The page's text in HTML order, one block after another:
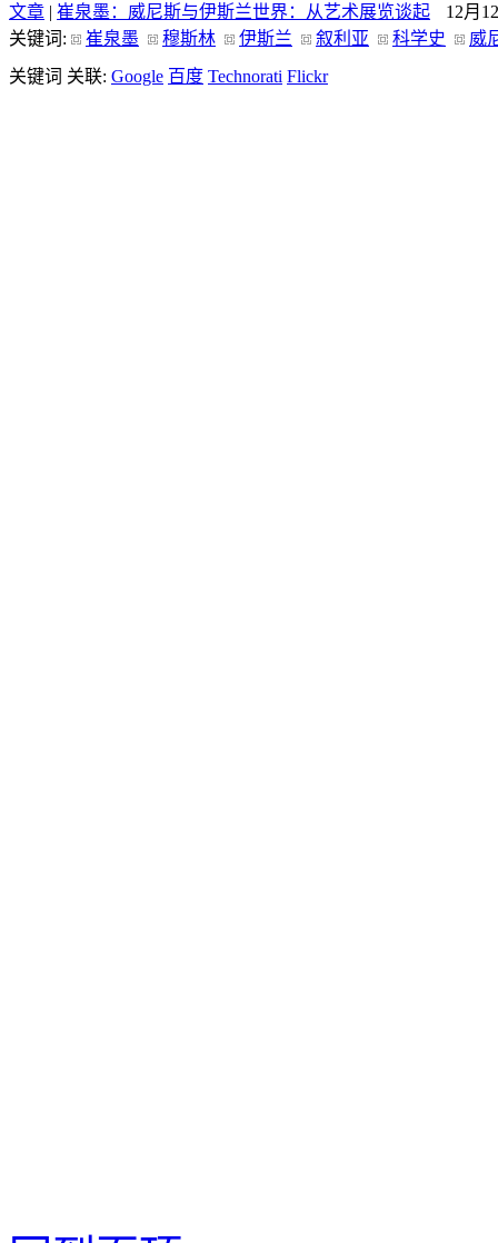
文章 | 崔泉墨：威尼斯与伊斯兰世界：从艺术展览谈起
12月
关键词:
崔泉墨 穆斯林 伊斯兰 叙利亚 科学史
威
关键词 关联: Google 百度 Technorati Flickr